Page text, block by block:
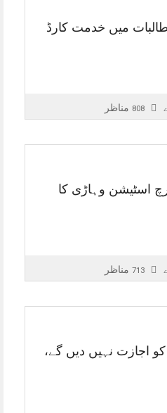
میں خدمت کارڈ
808 مناظر
ریسرچ اسٹیشن وہاڑی کا
713 مناظر
اجازت نہیں دیں گے،